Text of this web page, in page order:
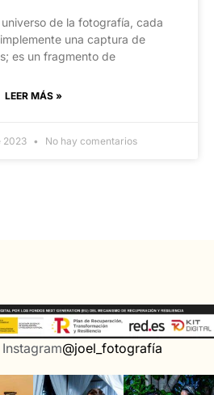
de la fotografía, cada
una captura de
es un fragmento de
LEER MÁS »
2023 No hay comentarios
@joel_fotografía